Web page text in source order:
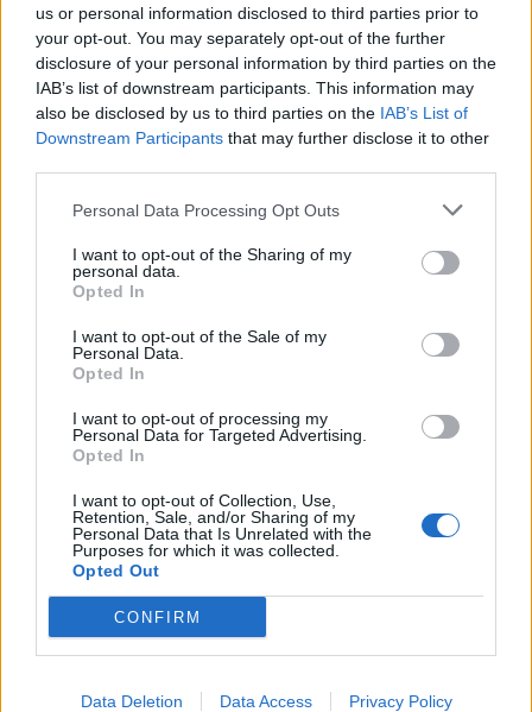
us or personal information disclosed to third parties prior to
your opt-out. You may separately opt-out of the further
disclosure of your personal information by third parties on the
IAB’s list of downstream participants. This information may
also be disclosed by us to third parties on the IAB’s List of
Downstream Participants that may further disclose it to other
Personal Data Processing Opt Outs
I want to opt-out of the Sharing of my
personal data.
Opted In
I want to opt-out of the Sale of my
Personal Data.
Opted In
I want to opt-out of processing my
Personal Data for Targeted Advertising.
Opted In
I want to opt-out of Collection, Use,
Retention, Sale, and/or Sharing of my
Personal Data that Is Unrelated with the
Purposes for which it was collected.
Opted Out
CONFIRM
Data Deletion Data Access Privacy Policy
El CH Amposta supera a l’Ascó en el primer
assaig de pretemporada
Enric Alguero - 30 d'agost de 2021
- Advertisment -
MOST READ
L’Observatori de l’Ebre lidera de nou la
7 d'agost de 2026
de les obres de l’aparcament dels terrenys
de Renfe per les altes temperatures
7 d'agost de 2026
Amposta recupera les Cases del Castell i
culmina un projecte estratègic que vincula
6 d'agost de 2026